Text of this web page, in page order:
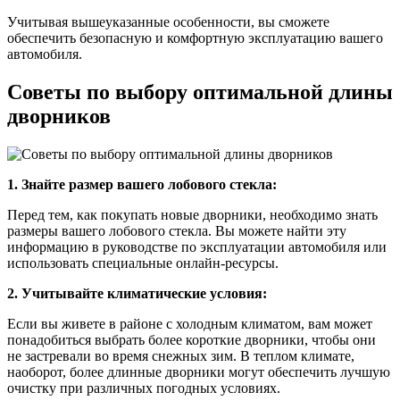
Учитывая вышеуказанные особенности, вы сможете
обеспечить безопасную и комфортную эксплуатацию вашего
автомобиля.
Советы по выбору оптимальной длины
дворников
1. Знайте размер вашего лобового стекла:
Перед тем, как покупать новые дворники, необходимо знать
размеры вашего лобового стекла. Вы можете найти эту
информацию в руководстве по эксплуатации автомобиля или
использовать специальные онлайн-ресурсы.
2. Учитывайте климатические условия:
Если вы живете в районе с холодным климатом, вам может
понадобиться выбрать более короткие дворники, чтобы они
не застревали во время снежных зим. В теплом климате,
наоборот, более длинные дворники могут обеспечить лучшую
очистку при различных погодных условиях.